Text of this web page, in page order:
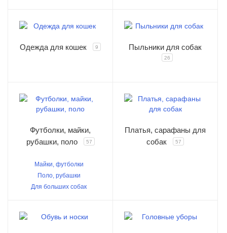
Одежда для кошек 9 Пыльники для собак
26
Футболки, майки,
рубашки, поло
57
Майки, футболки
Поло, рубашки
Для больших собак
Платья, сарафаны для
собак
57